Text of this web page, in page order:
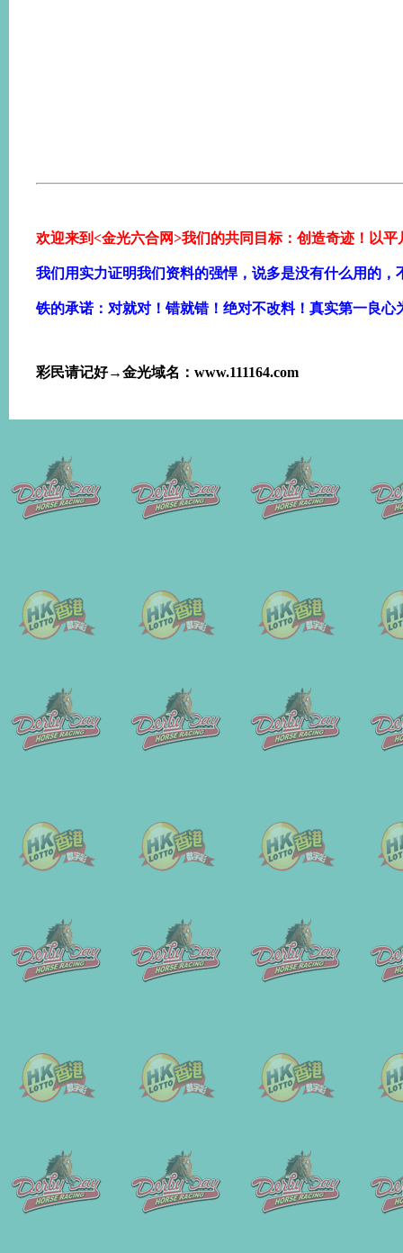
欢迎来到<金光六合网>我们的共同目标：创造奇迹！以
我们用实力证明我们资料的强悍，说多是没有什么用的，
铁的承诺：对就对！错就错！绝对不改料！真实第一良心
彩民请记好→金光域名：www.111164.com